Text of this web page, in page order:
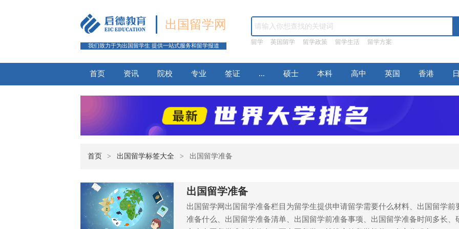
出国留学网
我们致力于为出国留学生 提供一站式服务和留学报道 留学 英国留学 留学政策 留学生活 留学方案
首页 资讯 院校 专业 签证 ... 硕士 本科 高中 英国 香港
首页 > 出国留学标签大全 > 出国留学准备
出国留学准备
出国留学网出国留学准备栏目为留学生提供申请留学需要什么材料、出国留学前
准备什么、出国留学准备清单、出国留学前准备事项、出国留学准备时间多长、